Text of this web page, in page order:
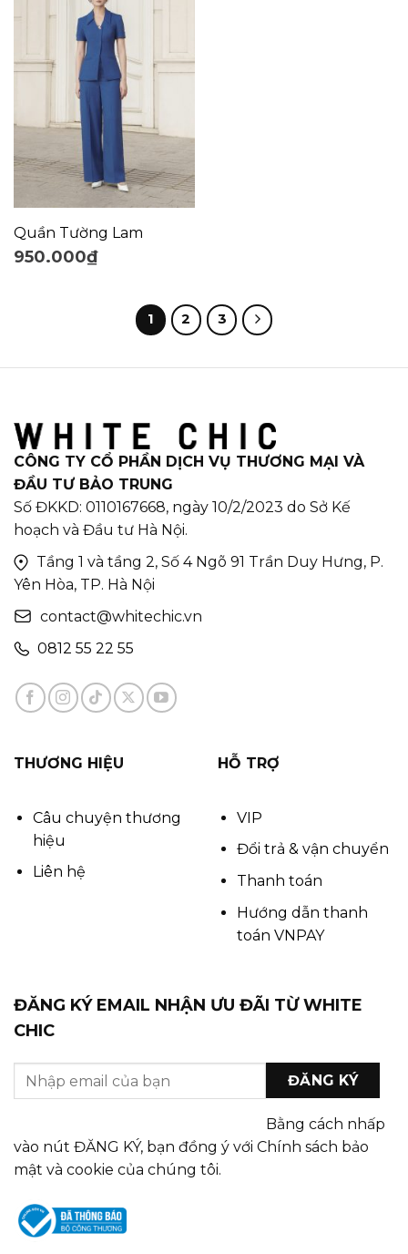
Quần Tường Lam
950.000₫
1 2 3
CÔNG TY CỔ PHẦN DỊCH VỤ THƯƠNG MẠI VÀ
ĐẦU TƯ BẢO TRUNG
Số ĐKKD: 0110167668, ngày 10/2/2023 do Sở Kế
hoạch và Đầu tư Hà Nội.
Tầng 1 và tầng 2, Số 4 Ngõ 91 Trần Duy Hưng, P.
Yên Hòa, TP. Hà Nội
contact@whitechic.vn
0812 55 22 55
THƯƠNG HIỆU
Câu chuyện thương
hiệu
Liên hệ
HỖ TRỢ
VIP
Đổi trả & vận chuyển
Thanh toán
Hướng dẫn thanh
toán VNPAY
ĐĂNG KÝ EMAIL NHẬN ƯU ĐÃI TỪ WHITE
CHIC
Bằng cách nhấp
vào nút ĐĂNG KÝ, bạn đồng ý với Chính sách bảo
mật và cookie của chúng tôi.